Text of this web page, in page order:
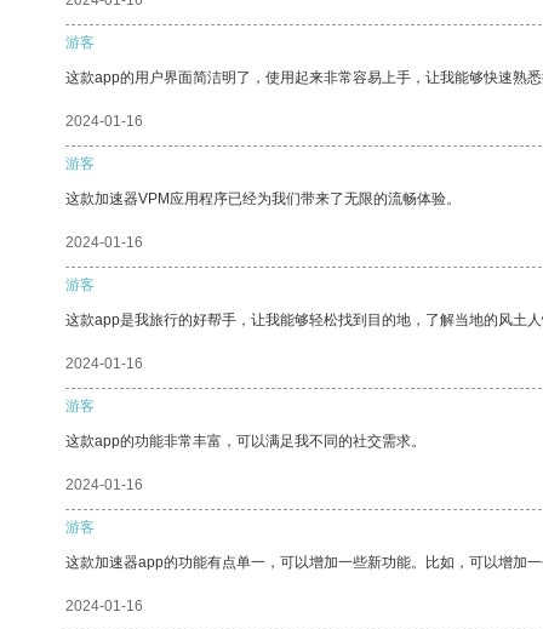
游客
这款app的用户界面简洁明了，使用起来非常容易上手，让我能够快速熟悉
2024-01-16
游客
这款加速器VPM应用程序已经为我们带来了无限的流畅体验。
2024-01-16
游客
这款app是我旅行的好帮手，让我能够轻松找到目的地，了解当地的风土人
2024-01-16
游客
这款app的功能非常丰富，可以满足我不同的社交需求。
2024-01-16
游客
这款加速器app的功能有点单一，可以增加一些新功能。比如，可以增加
2024-01-16